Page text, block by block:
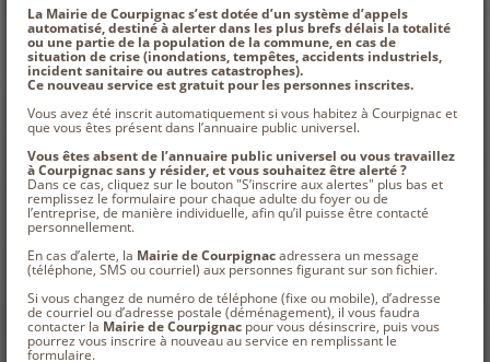
La Mairie de Courpignacs’est dotée d’un système d’appels
automatisé, destiné à alerter dans les plus brefs délais la totalité
ou une partie de la population de la commune, en cas de
situation de crise (inondations, tempêtes, accidents industriels,
incident sanitaire ou autres catastrophes).
Ce nouveau service est gratuit pour les personnes inscrites.
Vous avez été inscrit automatiquement si vous habitez à Courpignac et
que vous êtes présent dans l’annuaire public universel.
Vous êtes absent de l’annuaire public universel ou vous travaillez
à Courpignac sans y résider, et vous souhaitez être alerté ?
Dans ce cas, cliquez sur le bouton "S’inscrire aux alertes" plus bas et
remplissez le formulaire pour chaque adulte du foyer ou de
l’entreprise, de manière individuelle, afin qu’il puisse être contacté
personnellement.
En cas d’alerte, la Mairie de Courpignacadressera un message
(téléphone, SMS ou courriel) aux personnes figurant sur son fichier.
Si vous changez de numéro de téléphone (fixe ou mobile), d’adresse
de courriel ou d’adresse postale (déménagement), il vous faudra
contacter la Mairie de Courpignac pour vous désinscrire, puis vous
pourrez vous inscrire à nouveau au service en remplissant le
formulaire.